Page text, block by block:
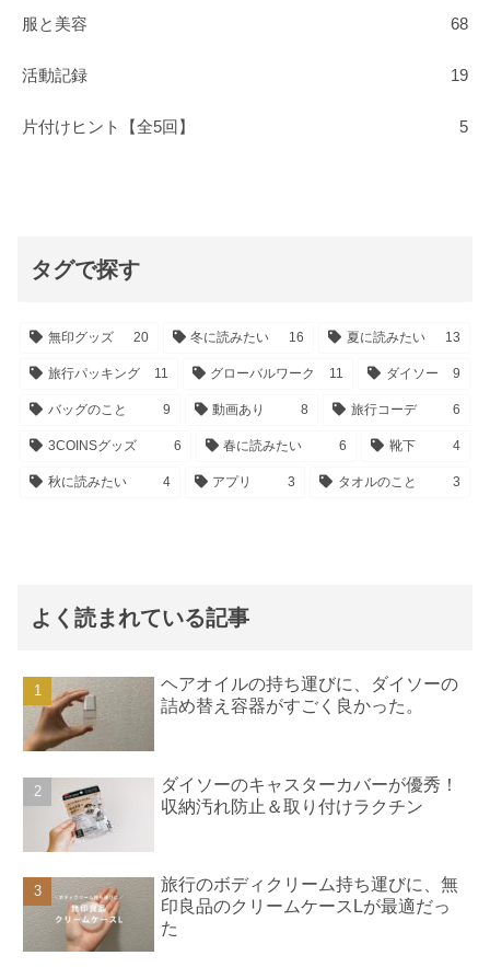
服と美容 68
活動記録 19
片付けヒント【全5回】 5
タグで探す
無印グッズ 20 冬に読みたい 16 夏に読みたい 13
旅行パッキング 11 グローバルワーク 11 ダイソー 9
バッグのこと 9 動画あり 8 旅行コーデ 6
3COINSグッズ 6 春に読みたい 6 靴下 4
秋に読みたい 4 アプリ 3 タオルのこと 3
よく読まれている記事
ヘアオイルの持ち運びに、ダイソーの
詰め替え容器がすごく良かった。
ダイソーのキャスターカバーが優秀！
収納汚れ防止＆取り付けラクチン
旅行のボディクリーム持ち運びに、無
印良品のクリームケースLが最適だっ
た